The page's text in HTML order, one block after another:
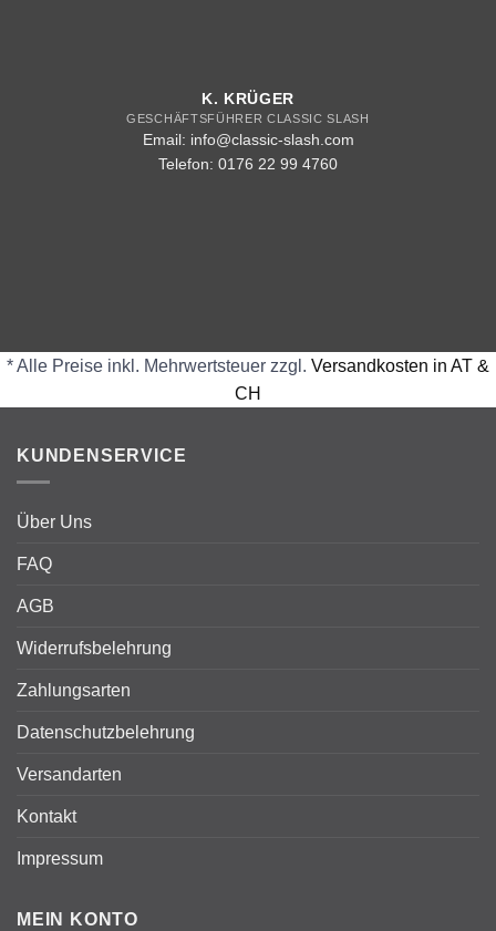
K. KRÜGER
GESCHÄFTSFÜHRER CLASSIC SLASH
Email: info@classic-slash.com
Telefon: 0176 22 99 4760
* Alle Preise inkl. Mehrwertsteuer zzgl. Versandkosten in AT &
CH
KUNDENSERVICE
Über Uns
FAQ
AGB
Widerrufsbelehrung
Zahlungsarten
Datenschutzbelehrung
Versandarten
Kontakt
Impressum
MEIN KONTO